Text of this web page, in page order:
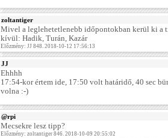
zoltantiger
Mivel a leglehetetlenebb időpontokban kerül ki a
kívül: Hadik, Turán, Kazár
Előzmény: JJ 848. 2018-10-12 17:56:13
JJ
Ehhhh
17:54-kor értem ide, 17:50 volt határidő, 40 sec
volna :-)
@rpi
Mecsekre lesz tipp?
Előzmény: zoltantiger 846. 2018-10-09 20:55:02